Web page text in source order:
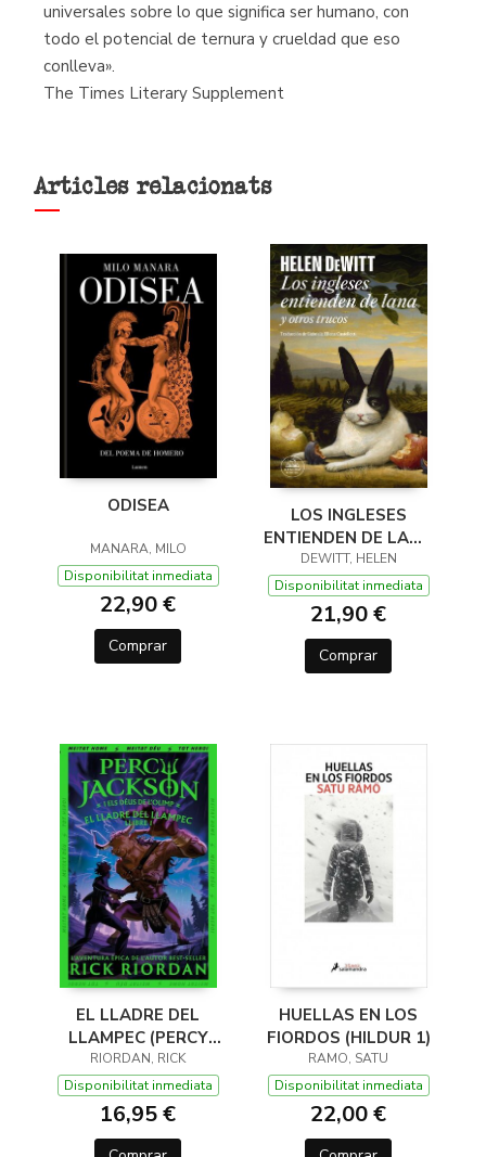
universales sobre lo que significa ser humano, con
todo el potencial de ternura y crueldad que eso
conlleva».
The Times Literary Supplement
Articles relacionats
ODISEA
MANARA, MILO
Disponibilitat inmediata
22,90 €
Comprar
LOS INGLESES
ENTIENDEN DE LANA
(Y OTROS TRUCOS)
DEWITT, HELEN
Disponibilitat inmediata
21,90 €
Comprar
EL LLADRE DEL
LLAMPEC (PERCY
JACKSON I ELS DÉUS
DE L'OLIMP 1)
RIORDAN, RICK
Disponibilitat inmediata
16,95 €
HUELLAS EN LOS
FIORDOS (HILDUR 1)
RAMO, SATU
Disponibilitat inmediata
22,00 €